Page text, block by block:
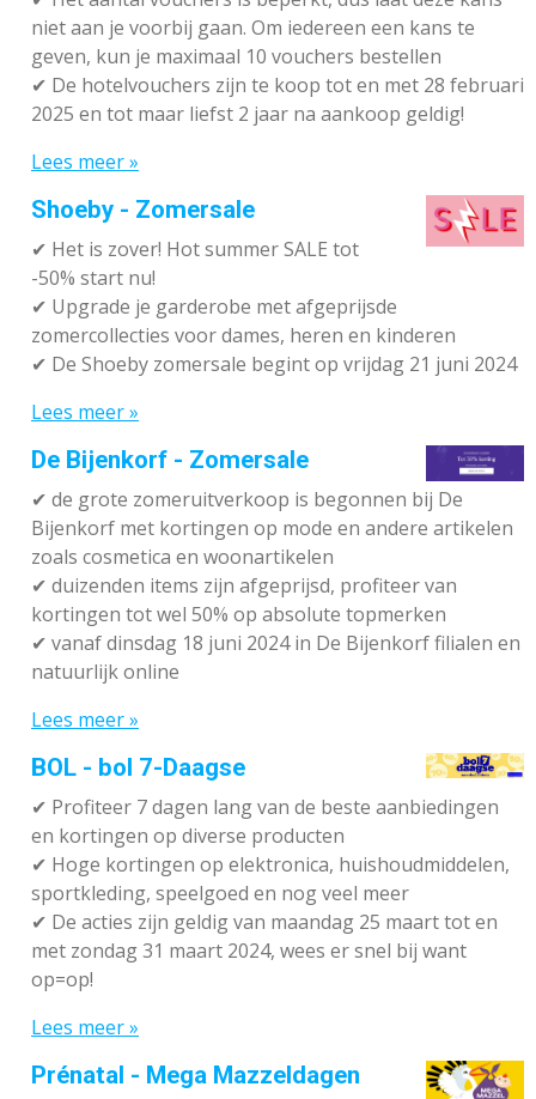
niet aan je voorbij gaan. Om iedereen een kans te
geven, kun je maximaal 10 vouchers bestellen
✔ De hotelvouchers zijn te koop tot en met 28 februari
2025 en tot maar liefst 2 jaar na aankoop geldig!
Lees meer »
Shoeby - Zomersale
✔ Het is zover! Hot summer SALE tot
-50% start nu!
✔ Upgrade je garderobe met afgeprijsde
zomercollecties voor dames, heren en kinderen
✔ De Shoeby zomersale begint op vrijdag 21 juni 2024
Lees meer »
De Bijenkorf - Zomersale
✔ de grote zomeruitverkoop is begonnen bij De
Bijenkorf met kortingen op mode en andere artikelen
zoals cosmetica en woonartikelen
✔ duizenden items zijn afgeprijsd, profiteer van
kortingen tot wel 50% op absolute topmerken
✔ vanaf dinsdag 18 juni 2024 in De Bijenkorf filialen en
natuurlijk online
Lees meer »
BOL - bol 7-Daagse
✔ Profiteer 7 dagen lang van de beste aanbiedingen
en kortingen op diverse producten
✔ Hoge kortingen op elektronica, huishoudmiddelen,
sportkleding, speelgoed en nog veel meer
✔ De acties zijn geldig van maandag 25 maart tot en
met zondag 31 maart 2024, wees er snel bij want
op=op!
Lees meer »
Prénatal - Mega Mazzeldagen